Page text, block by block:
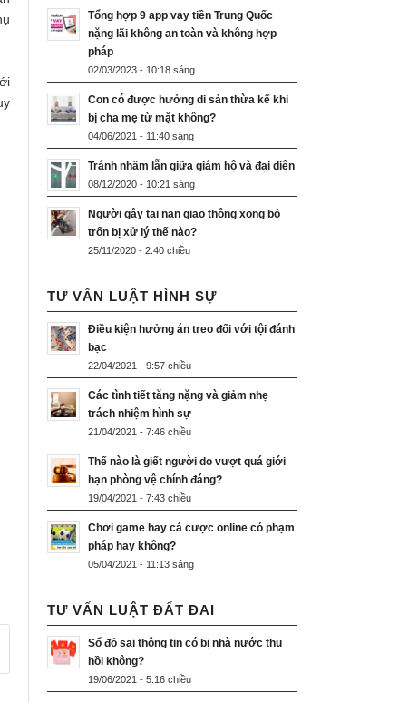
Tổng hợp 9 app vay tiền Trung Quốc
nặng lãi không an toàn và không hợp
pháp
02/03/2023 - 10:18 sáng
Con có được hưởng di sản thừa kế khi
bị cha mẹ từ mặt không?
04/06/2021 - 11:40 sáng
Tránh nhầm lẫn giữa giám hộ và đại diện
08/12/2020 - 10:21 sáng
Người gây tai nạn giao thông xong bỏ
trốn bị xử lý thế nào?
25/11/2020 - 2:40 chiều
TƯ VẤN LUẬT HÌNH SỰ
Điều kiện hưởng án treo đối với tội đánh
bạc
22/04/2021 - 9:57 chiều
Các tình tiết tăng nặng và giảm nhẹ
trách nhiệm hình sự
21/04/2021 - 7:46 chiều
Thế nào là giết người do vượt quá giới
hạn phòng vệ chính đáng?
19/04/2021 - 7:43 chiều
Chơi game hay cá cược online có phạm
pháp hay không?
05/04/2021 - 11:13 sáng
TƯ VẤN LUẬT ĐẤT ĐAI
Sổ đỏ sai thông tin có bị nhà nước thu
hồi không?
19/06/2021 - 5:16 chiều